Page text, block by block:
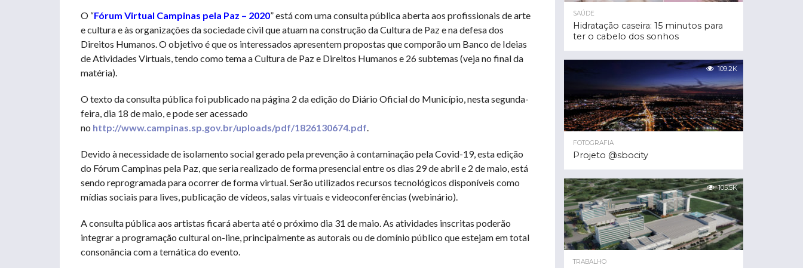
O “Fórum Virtual Campinas pela Paz – 2020” está com uma consulta pública aberta aos profissionais de arte
e cultura e às organizações da sociedade civil que atuam na construção da Cultura de Paz e na defesa dos
Direitos Humanos. O objetivo é que os interessados apresentem propostas que comporão um Banco de Ideias
de Atividades Virtuais, tendo como tema a Cultura de Paz e Direitos Humanos e 26 subtemas (veja no final da
matéria).
O texto da consulta pública foi publicado na página 2 da edição do Diário Oficial do Município, nesta segunda-
feira, dia 18 de maio, e pode ser acessado
no http://www.campinas.sp.gov.br/uploads/pdf/1826130674.pdf.
Devido à necessidade de isolamento social gerado pela prevenção à contaminação pela Covid-19, esta edição
do Fórum Campinas pela Paz, que seria realizado de forma presencial entre os dias 29 de abril e 2 de maio, está
sendo reprogramada para ocorrer de forma virtual. Serão utilizados recursos tecnológicos disponíveis como
mídias sociais para lives, publicação de vídeos, salas virtuais e videoconferências (webinário).
A consulta pública aos artistas ficará aberta até o próximo dia 31 de maio. As atividades inscritas poderão
integrar a programação cultural on-line, principalmente as autorais ou de domínio público que estejam em total
consonância com a temática do evento.
SAÚDE
Hidratação caseira: 15 minutos para
ter o cabelo dos sonhos
109.2K
FOTOGRAFIA
Projeto @sbocity
105.5K
TRABALHO